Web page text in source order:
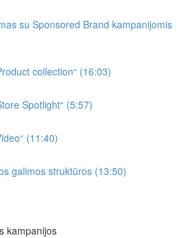
su Sponsored Brand kampanijomis
collection“ (16:03)
Spotlight“ (5:57)
(11:40)
galimos struktūros (13:50)
kampanijos